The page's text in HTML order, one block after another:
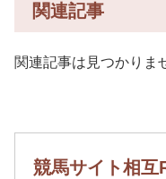
関連記事
関連記事は見つかりま
競馬サイト相互